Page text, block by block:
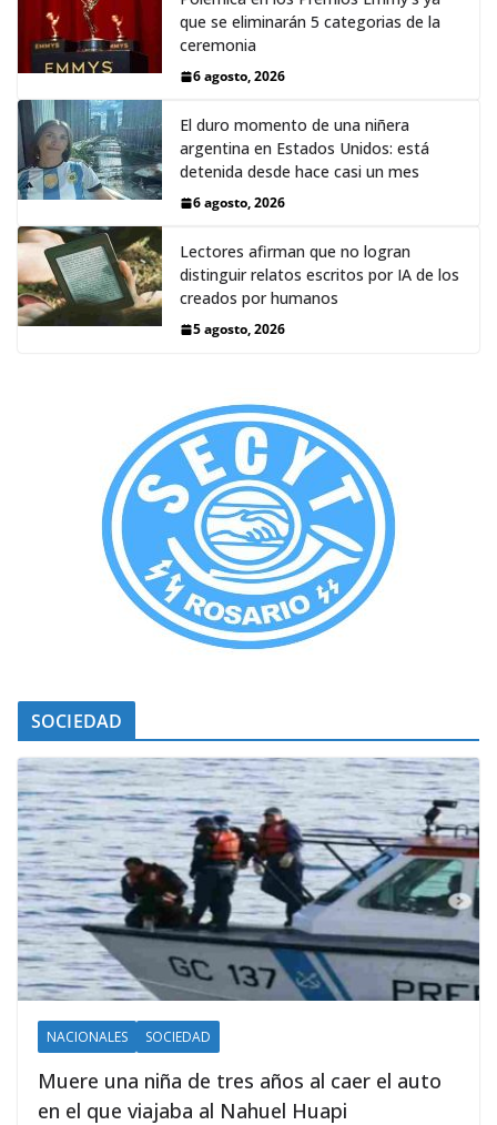
que se eliminarán 5 categorias de la
ceremonia
6 agosto, 2026
El duro momento de una niñera
argentina en Estados Unidos: está
detenida desde hace casi un mes
6 agosto, 2026
Lectores afirman que no logran
distinguir relatos escritos por IA de los
creados por humanos
5 agosto, 2026
SOCIEDAD
NACIONALES SOCIEDAD
Muere una niña de tres años al caer el auto
en el que viajaba al Nahuel Huapi